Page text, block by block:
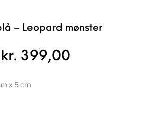
– Leopard mønster
Den oprindelige
kr. 399,00
x 5 cm